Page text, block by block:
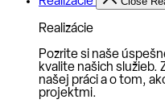
Realizácie
Pozrite si naše
kvalite našich služieb.
našej práci a o tom,
projektmi.